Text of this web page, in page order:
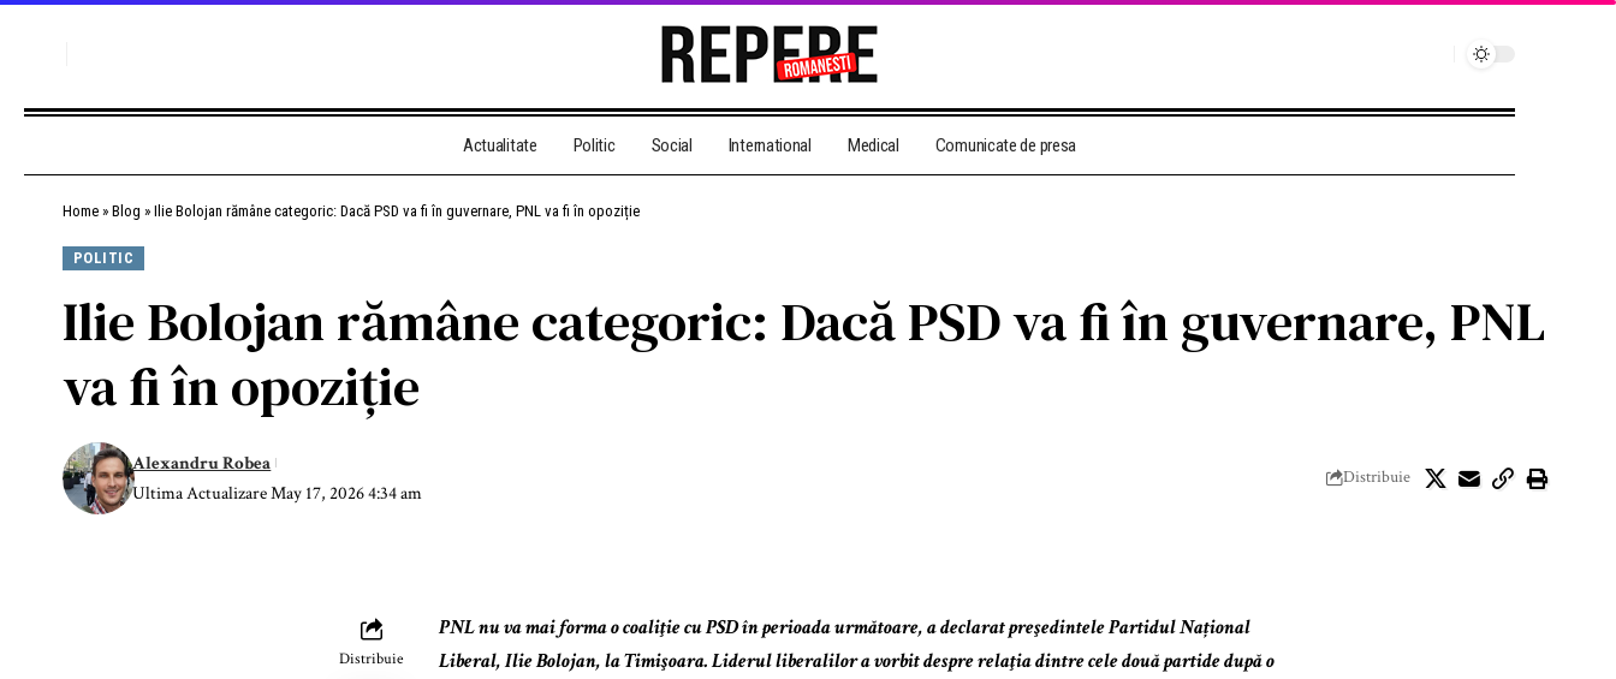
Actualitate Politic Social International Medical Comunicate de presa
Home » Blog » Ilie Bolojan rămâne categoric: Dacă PSD va fi în guvernare, PNL va fi în opoziție
POLITIC
Ilie Bolojan rămâne categoric: Dacă PSD va fi în guvernare, PNL
va fi în opoziție
Ultima Actualizare May 17, 2026 4:34 am
Alexandru Robea
Distribuie
Distribuie
PNL nu va mai forma o coaliţie cu PSD în perioada următoare, a declarat preşedintele Partidul Național
Liberal, Ilie Bolojan, la Timişoara. Liderul liberalilor a vorbit despre relaţia dintre cele două partide după o